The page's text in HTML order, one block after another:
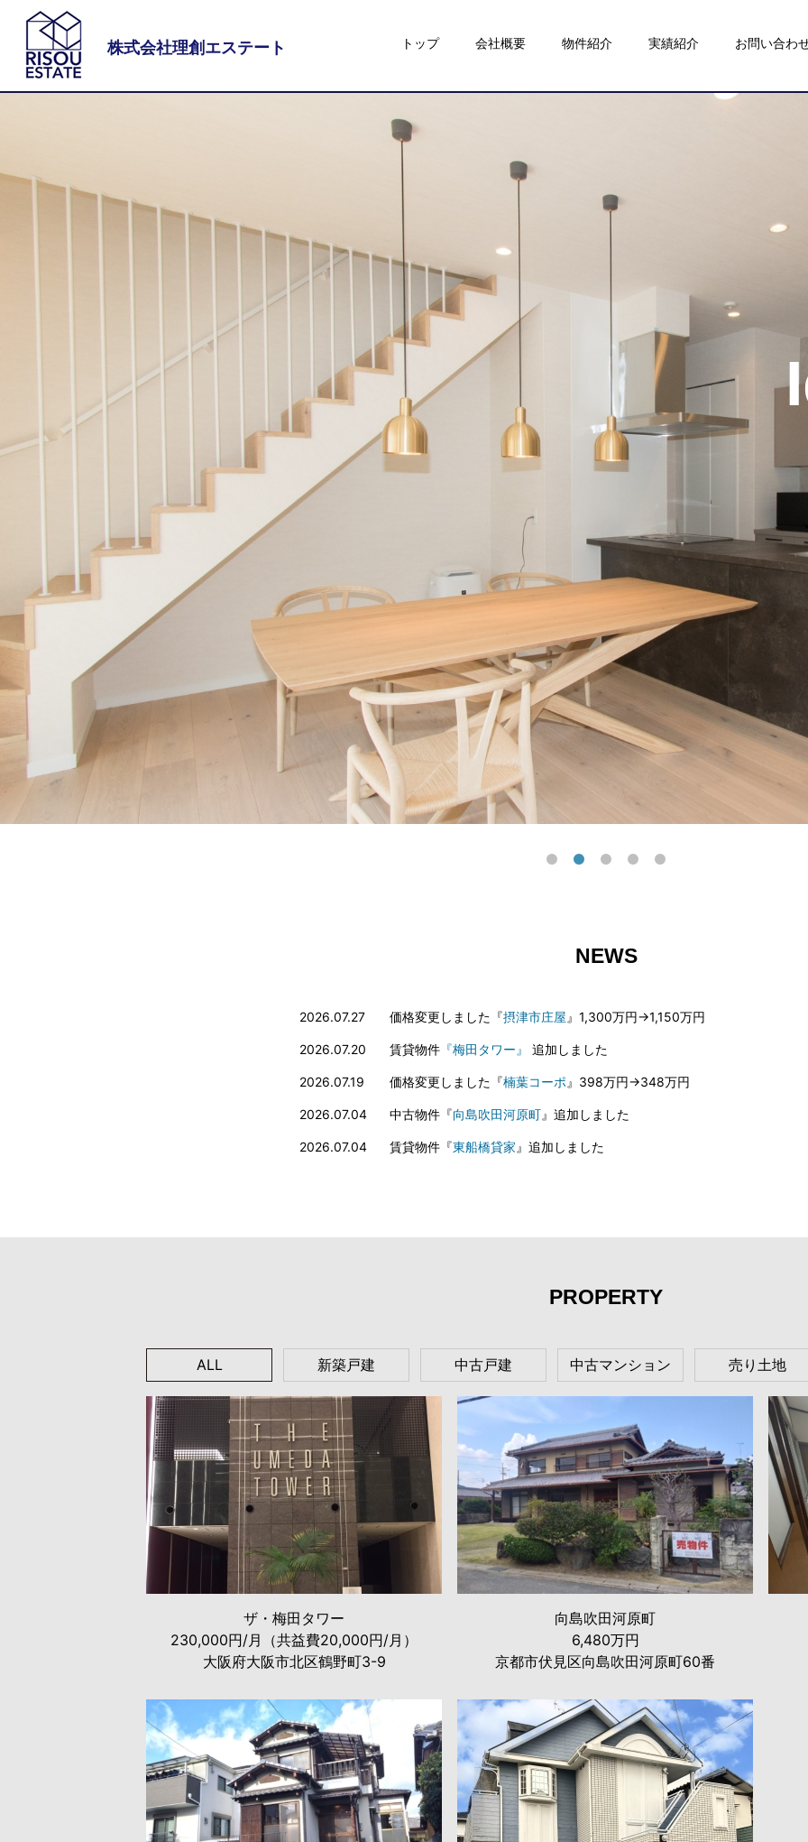
株式会社理創エステート トップ 会社概要 物件紹介 実績紹介 お問い合わ
NEWS
2026.07.27 価格変更しました『摂津市庄屋 』1,300万円→1,150万円
2026.07.20 賃貸物件 『梅田タワー』 追加しました
2026.07.19 価格変更しました『楠葉コーポ 』398万円→348万円
2026.07.04 中古物件『向島吹田河原町』追加しました
2026.07.04 賃貸物件『東船橋貸家 』追加しました
PROPERTY
ALL 新築戸建 中古戸建 中古マンション 売り土地
ザ・梅田タワー
230,000円/月（共益費20,000円/月）
大阪府大阪市北区鶴野町3-9
向島吹田河原町
6,480万円
京都市伏見区向島吹田河原町60番